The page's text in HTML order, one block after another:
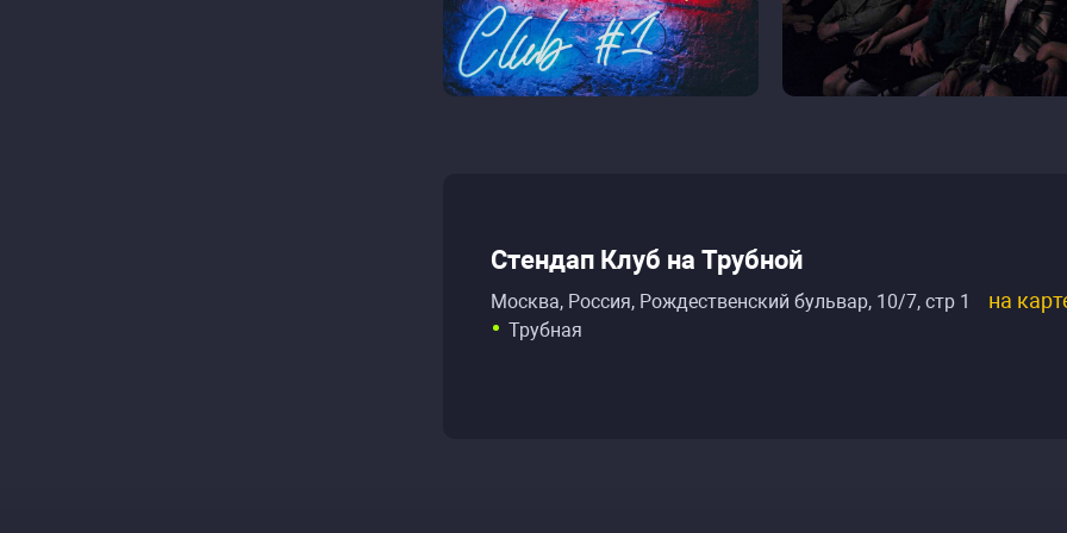
Стендап Клуб на Трубной
Москва, Россия, Рождественский бульвар, 10/7, стр 1 на
Трубная